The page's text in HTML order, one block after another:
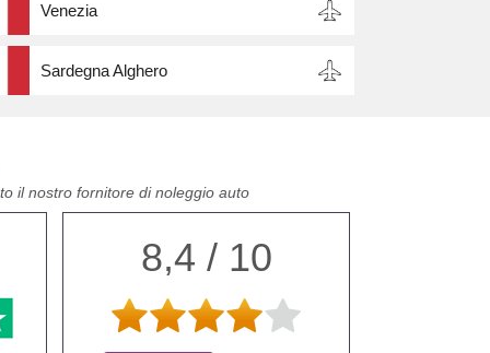
Venezia
Sardegna Alghero
il nostro fornitore di noleggio auto
8,4 / 10